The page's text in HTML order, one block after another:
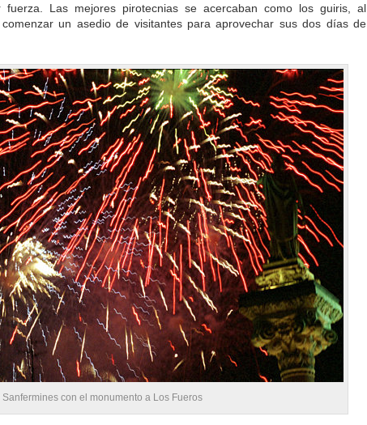
fuerza. Las mejores pirotecnias se acercaban como los guiris, al
un asedio de visitantes para aprovechar sus dos días de
con el monumento a Los Fueros